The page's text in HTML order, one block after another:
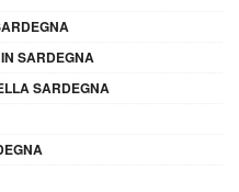
SARDEGNA
SARDEGNA